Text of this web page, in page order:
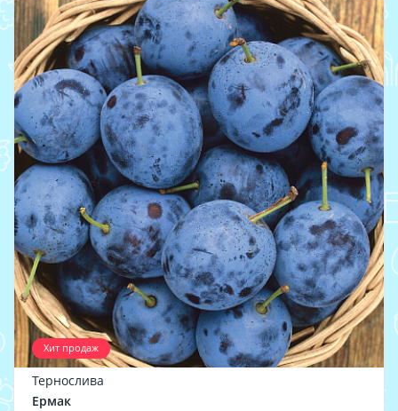
Хит продаж
Тернослива
Ермак